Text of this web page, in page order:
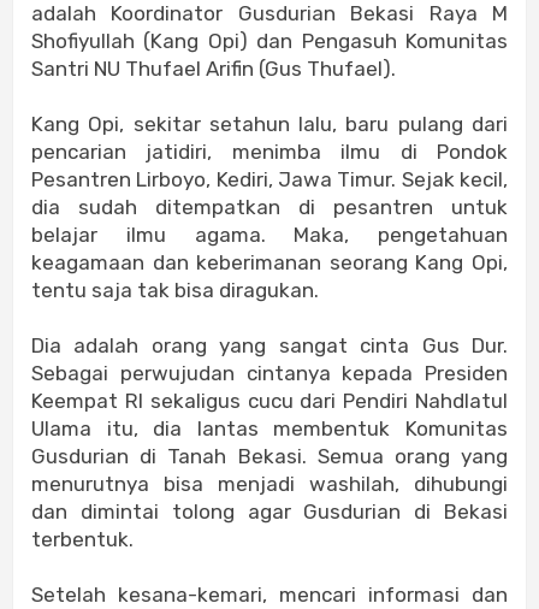
adalah Koordinator Gusdurian Bekasi Raya M
Shofiyullah (Kang Opi) dan Pengasuh Komunitas
Santri NU Thufael Arifin (Gus Thufael).
Kang Opi, sekitar setahun lalu, baru pulang dari
pencarian jatidiri, menimba ilmu di Pondok
Pesantren Lirboyo, Kediri, Jawa Timur. Sejak kecil,
dia sudah ditempatkan di pesantren untuk
belajar ilmu agama. Maka, pengetahuan
keagamaan dan keberimanan seorang Kang Opi,
tentu saja tak bisa diragukan.
Dia adalah orang yang sangat cinta Gus Dur.
Sebagai perwujudan cintanya kepada Presiden
Keempat RI sekaligus cucu dari Pendiri Nahdlatul
Ulama itu, dia lantas membentuk Komunitas
Gusdurian di Tanah Bekasi. Semua orang yang
menurutnya bisa menjadi washilah, dihubungi
dan dimintai tolong agar Gusdurian di Bekasi
terbentuk.
Setelah kesana-kemari, mencari informasi dan